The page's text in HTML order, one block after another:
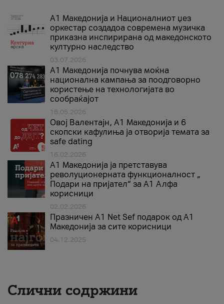
А1 Македонија и Националниот џез
оркестар создадоа современа музичка
приказна инспирирана од македонското
културно наследство
03.07.2026
A1 Македонија почнува моќна
национална кампања за поодговорно
користење на технологијата во
сообраќајот
18.05.2026
Овој Валентајн, A1 Македонија и 6
скопски кафулиња ја отворија темата за
safe dating
16.02.2026
А1 Македонија ја претставува
револуционерната функционалност „
Подари на пријател“ за А1 Алфа
корисници
02.02.2026
Празничен A1 Net Sеf подарок од А1
Македонија за сите корисници
04.12.2025
Слични содржини